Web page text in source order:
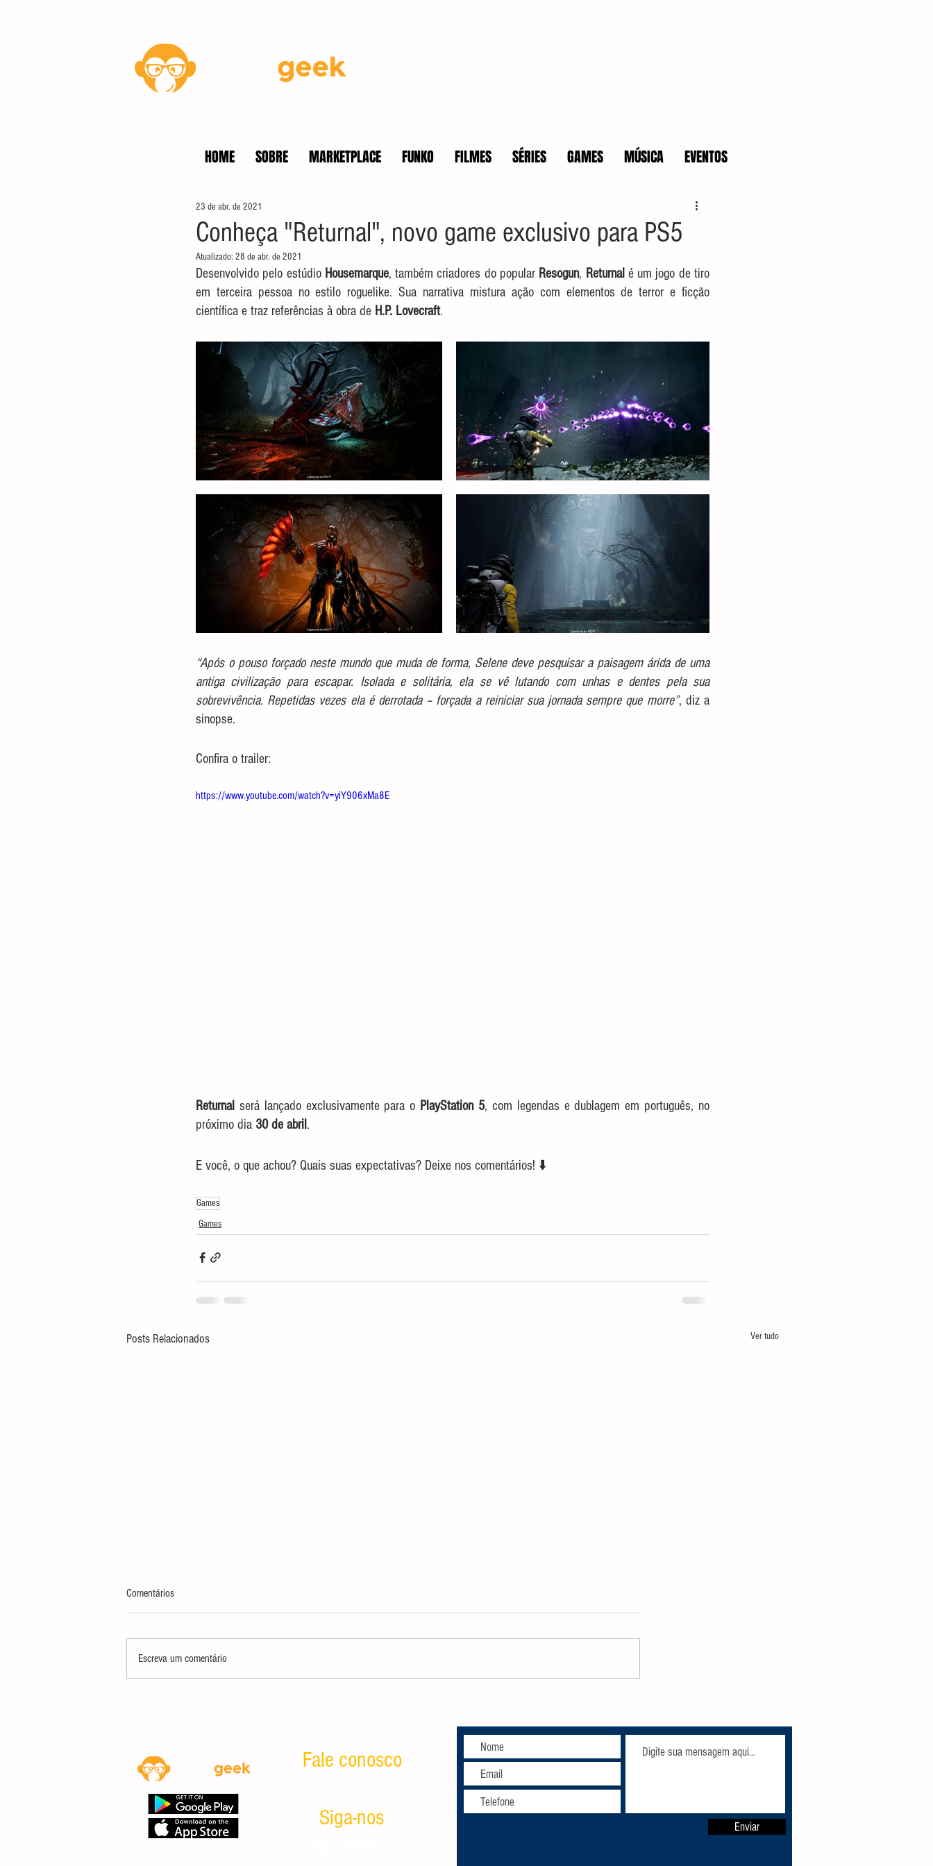
HOME SOBRE MARKETPLACE FUNKO FILMES SÉRIES GAMES MÚSICA EVENTOS
Conheça "Returnal", novo game exclusivo para PS5
23 de abr. de 2021
Atualizado: 28 de abr. de 2021
Desenvolvido pelo estúdio Housemarque, também criadores do popular Resogun, Returnal é um jogo de tiro
em terceira pessoa no estilo roguelike. Sua narrativa mistura ação com elementos de terror e ficção
científica e traz referências à obra de H.P. Lovecraft.
“Após o pouso forçado neste mundo que muda de forma, Selene deve pesquisar a paisagem árida de uma
antiga civilização para escapar. Isolada e solitária, ela se vê lutando com unhas e dentes pela sua
sobrevivência. Repetidas vezes ela é derrotada – forçada a reiniciar sua jornada sempre que morre”, diz a
sinopse.
Confira o trailer:
https://www.youtube.com/watch?v=yiY906xMa8E
Returnal será lançado exclusivamente para o PlayStation 5, com legendas e dublagem em português, no
próximo dia 30 de abril .
E você, o que achou? Quais suas expectativas? Deixe nos comentários! ⬇️
Games
Games
Posts Relacionados Ver tudo
Comentários
Escreva um comentário
Fale conosco
Siga-nos Enviar